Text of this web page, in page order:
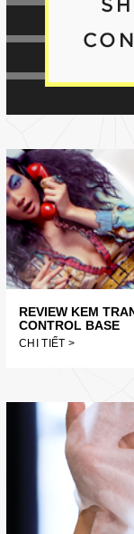
REVIEW KEM
CONTROL BASE
CHI TIẾT >